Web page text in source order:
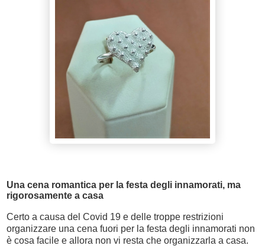
Una cena romantica per la festa degli innamorati, ma
rigorosamente a casa
Certo a causa del Covid 19 e delle troppe restrizioni
organizzare una cena fuori per la festa degli innamorati non
è cosa facile e allora non vi resta che organizzarla a casa.